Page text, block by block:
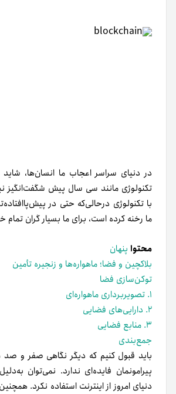
در دنیای سراسر اعجاب ما انسان‌ها، شاید
تکنولوژی مانند سی سال پیش
با تکنولوژی در‌حالی‌که حتی در
ما رخنه کرده‌ است، برای ما بسیار گران
محتوا پنهان
بلاکچین و فضا؛ ماهواره‌ها و زنجیره تأمین
توکن‌سازی فضا
١. تصویربرداری ماهواره‌ای
٢. دارایی‌های فضایی
٣. منابع فضایی
جمع‌بندی
باید قبول کنیم که دیگر نگاهی صفر و صد
پیرامونمان فایده‌ای ندارد. نمی‌توان
دنیای امروز از اینترنت استفاده نکرد.